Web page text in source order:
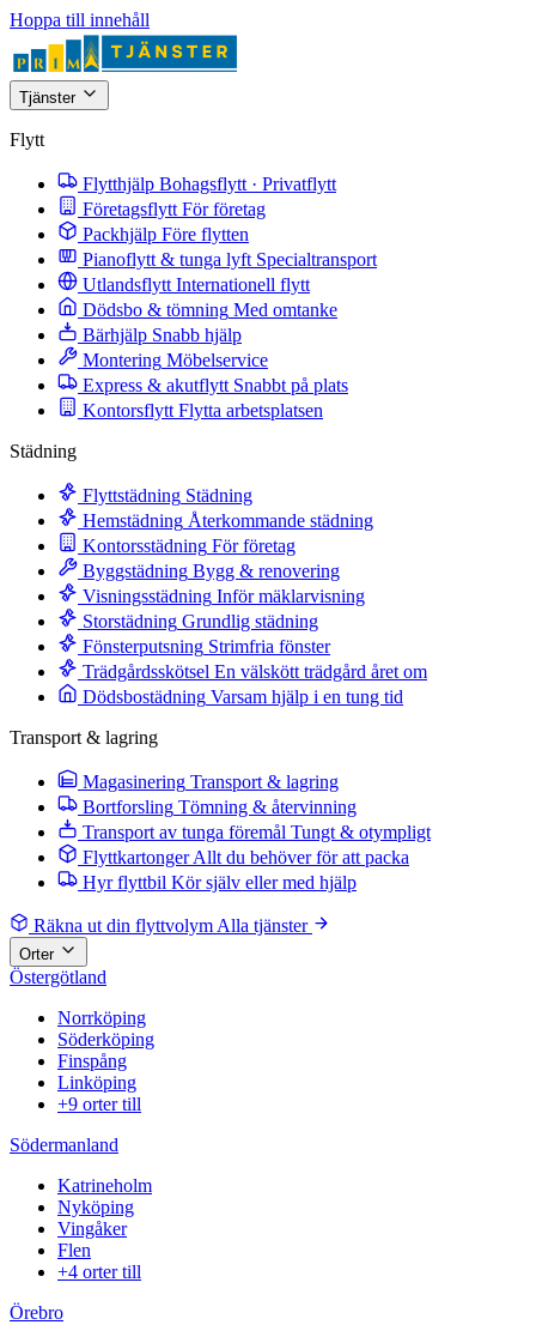
Hoppa till innehåll
Tjänster
Flytt
Flytthjälp Bohagsflytt · Privatflytt
Företagsflytt För företag
Packhjälp Före flytten
Pianoflytt & tunga lyft Specialtransport
Utlandsflytt Internationell flytt
Dödsbo & tömning Med omtanke
Bärhjälp Snabb hjälp
Montering Möbelservice
Express & akutflytt Snabbt på plats
Kontorsflytt Flytta arbetsplatsen
Städning
Flyttstädning Städning
Hemstädning Återkommande städning
Kontorsstädning För företag
Byggstädning Bygg & renovering
Visningsstädning Inför mäklarvisning
Storstädning Grundlig städning
Fönsterputsning Strimfria fönster
Trädgårdsskötsel En välskött trädgård året om
Dödsbostädning Varsam hjälp i en tung tid
Transport & lagring
Magasinering Transport & lagring
Bortforsling Tömning & återvinning
Transport av tunga föremål Tungt & otympligt
Flyttkartonger Allt du behöver för att packa
Hyr flyttbil Kör själv eller med hjälp
Räkna ut din flyttvolym Alla tjänster
Orter
Östergötland
Norrköping
Söderköping
Finspång
Linköping
+9 orter till
Södermanland
Katrineholm
Nyköping
Vingåker
Flen
+4 orter till
Örebro